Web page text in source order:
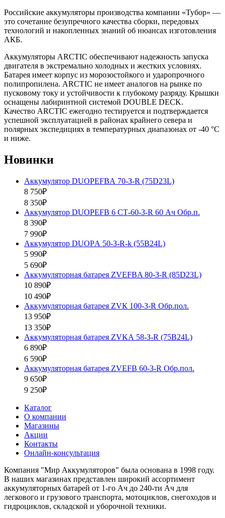
Российские аккумуляторы производства компании «Тубор» —
это сочетание безупречного качества сборки, передовых
технологий и накопленных знаний об нюансах изготовления
АКБ.
Аккумуляторы ARCTIC обеспечивают надежность запуска
двигателя в экстремально холодных и жестких условиях.
Батарея имеет корпус из морозостойкого и ударопрочного
полипропилена. ARCTIC не имеет аналогов на рынке по
пусковому току и устойчивости к глубокому разряду. Крышки
оснащены лабиринтной системой DOUBLE DECK.
Качество ARCTIC ежегодно тестируется и подтверждается
успешной эксплуатацией в районах крайнего севера и
полярных экспедициях в температурных диапазонах от -40 °C
и ниже.
Новинки
Аккумулятор DUOPEFBА 70-З-R (75D23L)
8 750₽
8 350₽
Аккумулятор DUOPEFB 6 СТ-60-З-R 60 Ач Обр.п.
8 390₽
7 990₽
Аккумулятор DUOPА 50-З-R-k (55B24L)
5 990₽
5 690₽
Аккумуляторная батарея ZVEFBA 80-З-R (85D23L)
10 890₽
10 490₽
Аккумуляторная батарея ZVК 100-З-R Обр.пол.
13 950₽
13 350₽
Аккумуляторная батарея ZVKА 58-З-R (75B24L)
6 890₽
6 590₽
Аккумуляторная батарея ZVEFB 60-З-R Обр.пол.
9 650₽
9 250₽
Каталог
О компании
Магазины
Акции
Контакты
Онлайн-консультация
Компания "Мир Аккумуляторов" была основана в 1998 году.
В наших магазинах представлен широкий ассортимент
аккумуляторных батарей от 1-го Ач до 240-ти Ач для
легкового и грузового транспорта, мотоциклов, снегоходов и
гидроциклов, складской и уборочной техники.